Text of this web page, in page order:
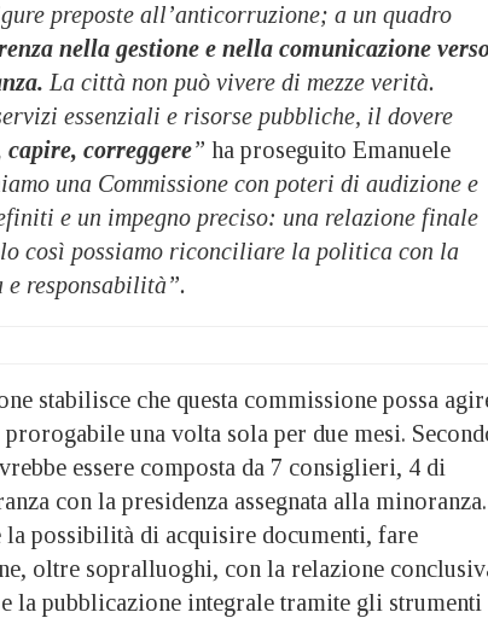
preposte all’anticorruzione; a un quadro
nella gestione e nella comunicazione
La città non può vivere di mezze verità.
essenziali e risorse pubbliche, il dovere
capire, correggere” ha proseguito Emanuele
una Commissione con poteri di audizione e
e un impegno preciso: una relazione finale
così possiamo riconciliare la politica con la
responsabilità”.
stabilisce che questa commissione possa
una volta sola per due mesi.
essere composta da 7 consiglieri, 4 di
con la presidenza assegnata alla minoranza.
la possibilità di acquisire documenti, fare
oltre sopralluoghi, con la relazione
la pubblicazione integrale tramite gli strumenti